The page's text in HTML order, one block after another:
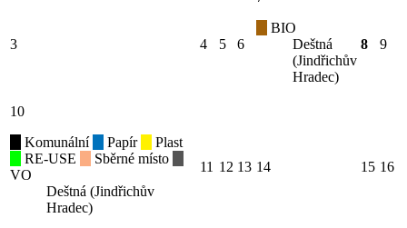
3 4 5 6
BIO
Deštná
(Jindřichův
Hradec)
8 9
10
Komunální
Papír
Plast
RE-USE
Sběrné místo
VO
Deštná (Jindřichův
Hradec)
11 12 13 14 15 16